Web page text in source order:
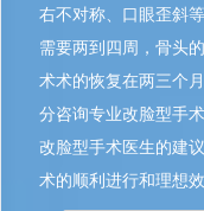
右不对称、口眼歪斜
需要两到四周，骨头
术术的恢复在两三个
分咨询专业改脸型手
改脸型手术医生的建
术的顺利进行和理想效